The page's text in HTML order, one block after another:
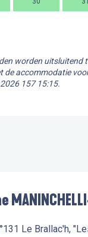
worden uitsluitend
de accommodatie
157 15:15.
Le Brallac'h,